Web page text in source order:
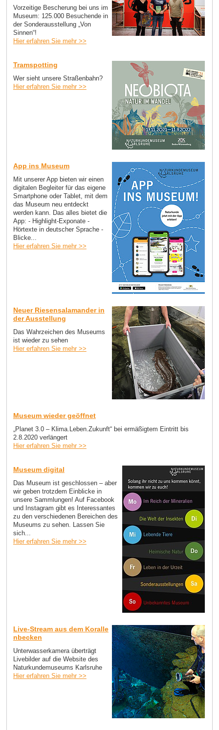
Vorzeitige Bescherung bei uns im
Museum: 125.000 Besuchende in
der Sonderausstellung „Von
Sinnen“!
Hier erfahren Sie mehr >>
Tramspotting
Wer sieht unsere Straßenbahn?
Hier erfahren Sie mehr >>
App ins Museum
Mit unserer App bieten wir einen
digitalen Begleiter für das eigene
Smartphone oder Tablet, mit dem
das Museum neu entdeckt
werden kann. Das alles bietet die
App: - Highlight-Exponate -
Hörtexte in deutscher Sprache -
Blicke...
Hier erfahren Sie mehr >>
Neuer Riesensalamander in
der Ausstellung
Das Wahrzeichen des Museums
ist wieder zu sehen
Hier erfahren Sie mehr >>
Museum wieder geöffnet
„Planet 3.0 – Klima.Leben.Zukunft“ bei ermäßigtem Eintritt bis
2.8.2020 verlängert
Hier erfahren Sie mehr >>
Museum digital
Das Museum ist geschlossen – aber
wir geben trotzdem Einblicke in
unsere Sammlungen! Auf Facebook
und Instagram gibt es Interessantes
zu den verschiedenen Bereichen des
Museums zu sehen. Lassen Sie
sich...
Hier erfahren Sie mehr >>
Live-Stream aus dem Koralle
nbecken
Unterwasserkamera überträgt
Livebilder auf die Website des
Naturkundemuseums Karlsruhe
Hier erfahren Sie mehr >>